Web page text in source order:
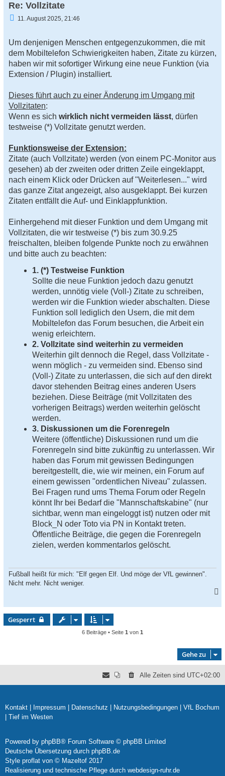
Re: Vollzitate
U
l
e
s
e
n
B
e
i
t
a
11. August 2025, 21:46
Um denjenigen Menschen entgegenzukommen, die mit
dem Mobiltelefon Schwierigkeiten haben, Zitate zu kürzen,
haben wir mit sofortiger Wirkung eine neue Funktion (via
Extension / Plugin) installiert.
Dieses führt auch zu einer Änderung im Umgang mit
Vollzitaten:
Wenn es sich wirklich nicht vermeiden lässt, dürfen
testweise (*) Vollzitate genutzt werden.
Funktionsweise der Extension:
Zitate (auch Vollzitate) werden (von einem PC-Monitor aus
gesehen) ab der zweiten oder dritten Zeile eingeklappt,
nach einem Klick oder Drücken auf "Weiterlesen..." wird
das ganze Zitat angezeigt, also ausgeklappt. Bei kurzen
Zitaten entfällt die Auf- und Einklappfunktion.
Einhergehend mit dieser Funktion und dem Umgang mit
Vollzitaten, die wir testweise (*) bis zum 30.9.25
freischalten, bleiben folgende Punkte noch zu erwähnen
und bitte auch zu beachten:
1. (*) Testweise Funktion
Sollte die neue Funktion jedoch dazu genutzt
werden, unnötig viele (Voll-) Zitate zu schreiben,
werden wir die Funktion wieder abschalten. Diese
Funktion soll lediglich den Usern, die mit dem
Mobiltelefon das Forum besuchen, die Arbeit ein
wenig erleichtern.
2. Vollzitate sind weiterhin zu vermeiden
Weiterhin gilt dennoch die Regel, dass Vollzitate -
wenn möglich - zu vermeiden sind. Ebenso sind
(Voll-) Zitate zu unterlassen, die sich auf den direkt
davor stehenden Beitrag eines anderen Users
beziehen. Diese Beiträge (mit Vollzitaten des
vorherigen Beitrags) werden weiterhin gelöscht
werden.
3. Diskussionen um die Forenregeln
Weitere (öffentliche) Diskussionen rund um die
Forenregeln sind bitte zukünftig zu unterlassen. Wir
haben das Forum mit gewissen Bedingungen
bereitgestellt, die, wie wir meinen, ein Forum auf
einem gewissen "ordentlichen Niveau" zulassen.
Bei Fragen rund ums Thema Forum oder Regeln
könnt Ihr bei Bedarf die "Mannschaftskabine" (nur
sichtbar, wenn man eingeloggt ist) nutzen oder mit
Block_N oder Toto via PN in Kontakt treten.
Öffentliche Beiträge, die gegen die Forenregeln
zielen, werden kommentarlos gelöscht.
Fußball heißt für mich: "Elf gegen Elf. Und möge der VfL gewinnen".
Nicht mehr. Nicht weniger.
Gesperrt
6 Beiträge • Seite 1 von 1
Gehe zu
Alle Zeiten sind UTC+02:00
Kontakt | Impressum | Datenschutz | Nutzungsbedingungen | VfL Bochum
| Tief im Westen
Powered by phpBB® Forum Software © phpBB Limited
Deutsche Übersetzung durch phpBB.de
Style proflat von © Mazeltof 2017
Realisierung und technische Pflege durch webdesign-ruhr.de